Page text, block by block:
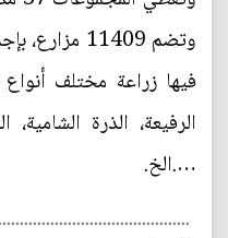
فيها زراعة مختلف
الرفيعة، الذرة الشامية،
….الخ.